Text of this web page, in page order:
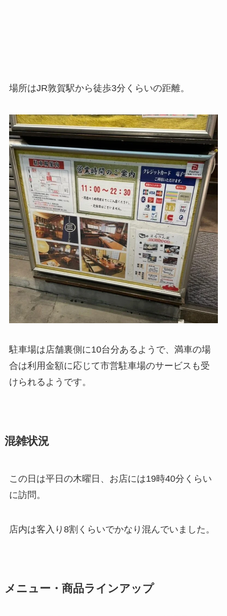
場所はJR敦賀駅から徒歩3分くらいの距離。
駐車場は店舗裏側に10台分あるようで、満車の場
合は利用金額に応じて市営駐車場のサービスも受
けられるようです。
混雑状況
この日は平日の木曜日、お店には19時40分くらい
に訪問。
店内は客入り8割くらいでかなり混んでいました。
メニュー・商品ラインアップ